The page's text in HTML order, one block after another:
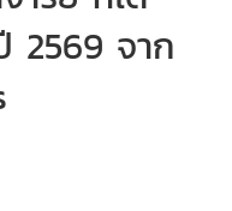
2569 จาก